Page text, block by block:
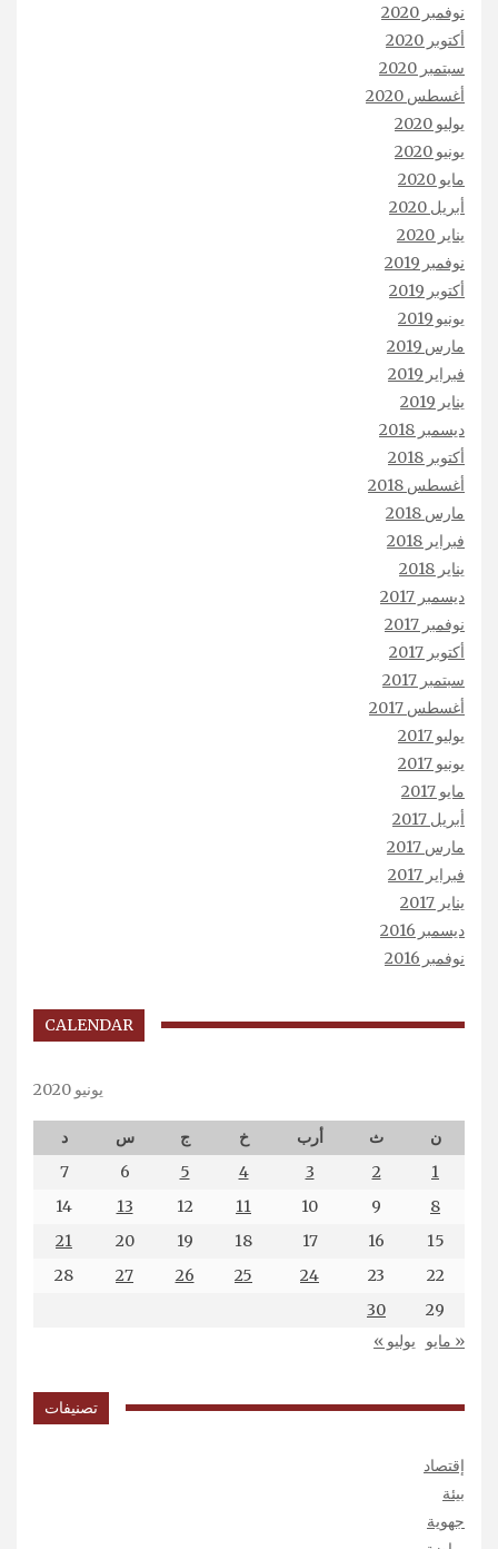
نوفمبر 2020
أكتوبر 2020
سبتمبر 2020
أغسطس 2020
يوليو 2020
يونيو 2020
مايو 2020
أبريل 2020
يناير 2020
نوفمبر 2019
أكتوبر 2019
يونيو 2019
مارس 2019
فبراير 2019
يناير 2019
ديسمبر 2018
أكتوبر 2018
أغسطس 2018
مارس 2018
فبراير 2018
يناير 2018
ديسمبر 2017
نوفمبر 2017
أكتوبر 2017
سبتمبر 2017
أغسطس 2017
يوليو 2017
يونيو 2017
مايو 2017
أبريل 2017
مارس 2017
فبراير 2017
يناير 2017
ديسمبر 2016
نوفمبر 2016
CALENDAR
يونيو 2020
ن ث أرب خ ج س
د
1
2
3
4
5
6
7
8
9
10
11
12
13
14
15
16
17
18
19
20
21
22
23
24
25
26
27
28
29
30
« مايو
يوليو »
تصنيفات
إقتصاد
بيئة
جهوية